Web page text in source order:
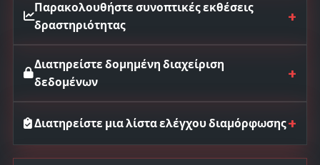
Παρακολουθήστε συνοπτικές εκθέσεις
δραστηριότητας
+
Διατηρείστε δομημένη διαχείριση
δεδομένων
+
Διατηρείστε μια λίστα ελέγχου διαμόρφωσης+